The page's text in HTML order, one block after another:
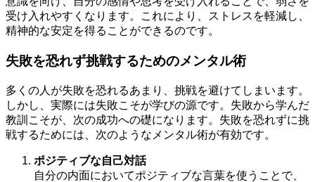
受け入れやすくなります。これにより、ストレスを軽減し、
精神的な安定を得ることができるのです。
失敗を恐れず挑戦するためのメンタル術
多くの人が失敗を恐れるあまり、挑戦を避けてしまいます。
しかし、実際には失敗こそが学びの源です。失敗から学んだ
教訓こそが、次の成功への礎になります。失敗を恐れずに挑
戦するためには、次のようなメンタル術が有効です。
ポジティブな自己対話
自分の内面においてポジティブな言葉を使うことで、